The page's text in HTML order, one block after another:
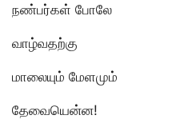
நண்பர்கள் போலே
வாழ்வதற்கு
மாலையும் மேளமும்
தேவையென்ன!